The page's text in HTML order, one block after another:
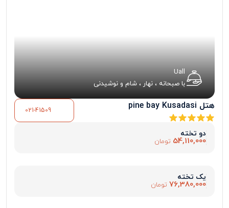
Uall
با صبحانه ، نهار ، شام و نوشیدنی
هتل pine bay Kusadasi 021-41509
دو تخته
54,110,000 تومان
یک تخته
76,380,000 تومان